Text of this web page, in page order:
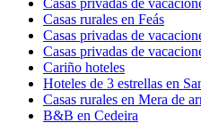
Casas privadas de
Casas rurales en Feás
Casas privadas de
Casas privadas de
Cariño hoteles
Hoteles de 3 estrellas en
Casas rurales en Mera de
B&B en Cedeira